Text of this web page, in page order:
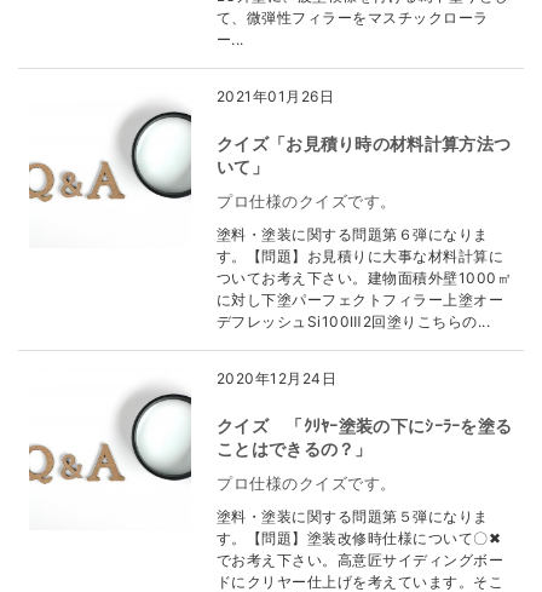
て、微弾性フィラーをマスチックローラ
ー...
2021年01月26日
クイズ「お見積り時の材料計算方法つ
いて」
プロ仕様のクイズです。
塗料・塗装に関する問題第６弾になりま
す。【問題】お見積りに大事な材料計算に
ついてお考え下さい。建物面積外壁1000㎡
に対し下塗パーフェクトフィラー上塗オー
デフレッシュSi100Ⅲ2回塗りこちらの...
2020年12月24日
クイズ 「ｸﾘﾔｰ塗装の下にｼｰﾗｰを塗る
ことはできるの？」
プロ仕様のクイズです。
塗料・塗装に関する問題第５弾になりま
す。【問題】塗装改修時仕様について〇✖
でお考え下さい。高意匠サイディングボー
ドにクリヤー仕上げを考えています。そこ